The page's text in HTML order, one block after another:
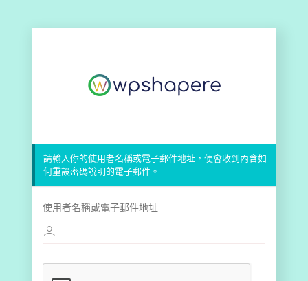
請輸入你的使用者名稱或電子郵件地址，便會收到內含如
何重設密碼說明的電子郵件。
使用者名稱或電子郵件地址